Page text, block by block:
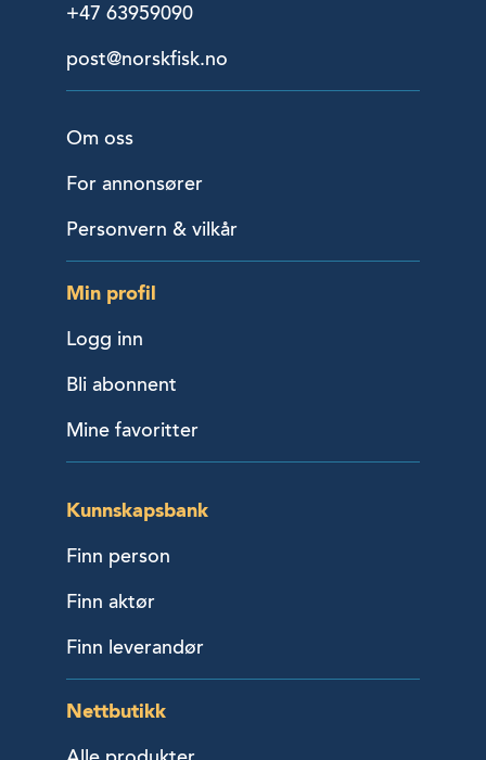
+47 63959090
post@norskfisk.no
Om oss
For annonsører
Personvern & vilkår
Min profil
Logg inn
Bli abonnent
Mine favoritter
Kunnskapsbank
Finn person
Finn aktør
Finn leverandør
Nettbutikk